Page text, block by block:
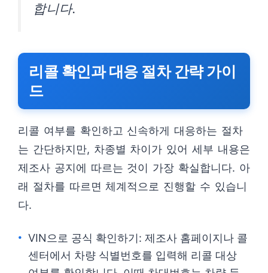
합니다.
리콜 확인과 대응 절차 간략 가이
드
리콜 여부를 확인하고 신속하게 대응하는 절차
는 간단하지만, 차종별 차이가 있어 세부 내용은
제조사 공지에 따르는 것이 가장 확실합니다. 아
래 절차를 따르면 체계적으로 진행할 수 있습니
다.
VIN으로 공식 확인하기: 제조사 홈페이지나 콜
센터에서 차량 식별번호를 입력해 리콜 대상